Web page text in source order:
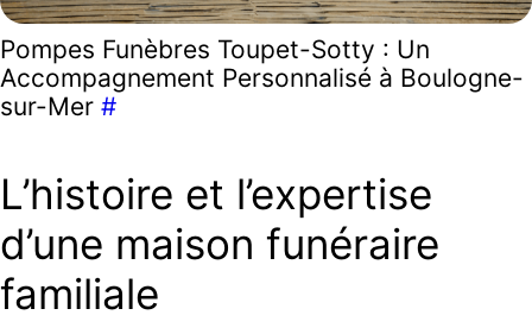
Pompes Funèbres Toupet-Sotty : Un
Accompagnement Personnalisé à Boulogne-
sur-Mer #
L’histoire et l’expertise
d’une maison funéraire
familiale